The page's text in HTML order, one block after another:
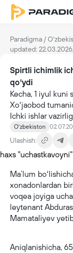
Paradigma /
updated:
Spirtli ichimlik
qoʻydi
Kecha, 1 iyul
Xoʻjaobod
Ichki ishlar
Oʻzbekiston
Ulashish:
Maʼlum
xonadonlardan
voqea joyiga
leytenant
Mamataliyev
Aniqlanishicha,